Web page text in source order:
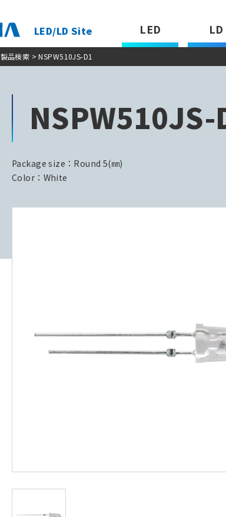
LED/LD Site LED LD
製品検索 > NSPW510JS-D1
NSPW510JS-
Package size：Round 5(㎜)
Color：White